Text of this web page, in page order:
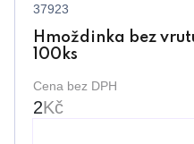
37923
Hmoždinka bez
100ks
Cena bez DPH
2Kč